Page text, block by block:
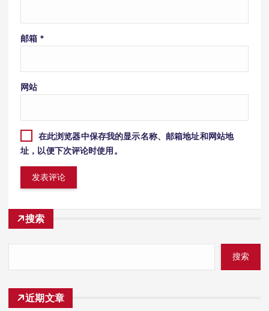
邮箱 *
网站
在此浏览器中保存我的显示名称、邮箱地址和网站地
址，以便下次评论时使用。
搜索
搜索
近期文章